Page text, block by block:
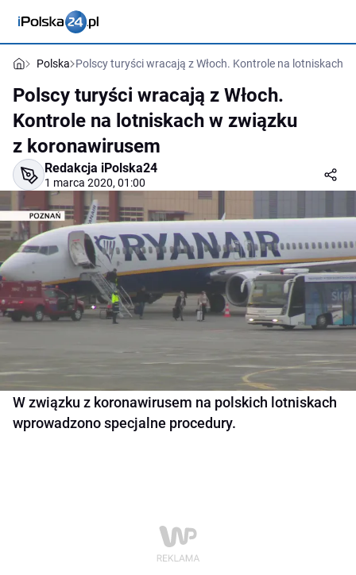
Polska Polscy turyści wracają z Włoch. Kontrole na lotniskach
Polscy turyści wracają z Włoch.
Kontrole na lotniskach w związku
z koronawirusem
Redakcja iPolska24
1 marca 2020, 01:00
W związku z koronawirusem na polskich lotniskach
wprowadzono specjalne procedury.